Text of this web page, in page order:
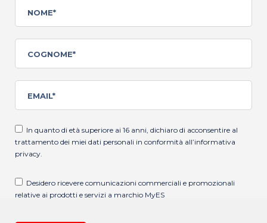
In quanto di età superiore ai 16 anni, dichiaro di acconsentire al
trattamento dei miei dati personali in conformità all’informativa
privacy
Desidero ricevere comunicazioni commerciali e promozionali
relative ai prodotti e servizi a marchio MyES